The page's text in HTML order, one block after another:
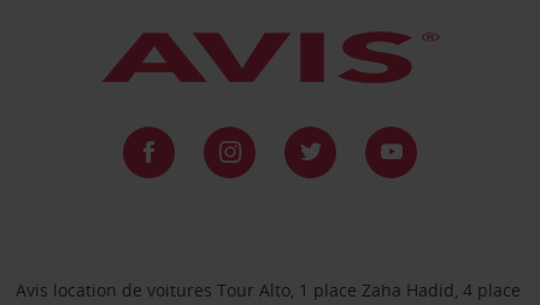
Avis location de voitures Tour Alto, 1 place Zaha Hadid, 4 place